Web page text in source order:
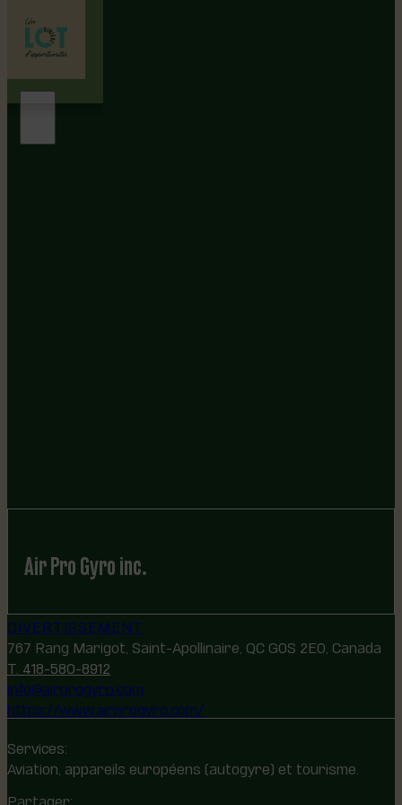
Air Pro Gyro inc.
DIVERTISSEMENT
767 Rang Marigot, Saint-Apollinaire, QC G0S 2E0, Canada
T. 418-580-8912
info@airprogyro.com
https://www.airprogyro.com/
Services:
Aviation, appareils européens (autogyre) et tourisme.
Partager: